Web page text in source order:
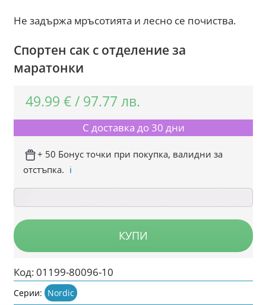
Не задържа мръсотията и лесно се почиства.
Спортен сак с отделение за
маратонки
49.99€ / 97.77лв.
С доставка до 30 дни
+ 50 Бонус точки при покупка, валидни за
отстъпка. ℹ️
КУПИ
Код:01199-80096-10
Серии: Nordic